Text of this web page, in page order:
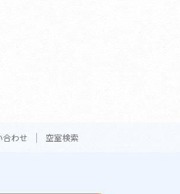
合わせ 空室検索